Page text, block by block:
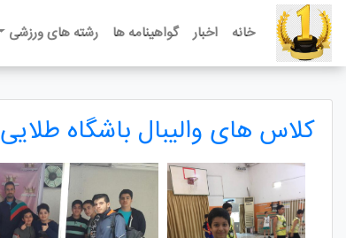
خانه اخبار گواهینامه ها رشته های ورزشی
کلاس های والیبال باشگاه طلایی1